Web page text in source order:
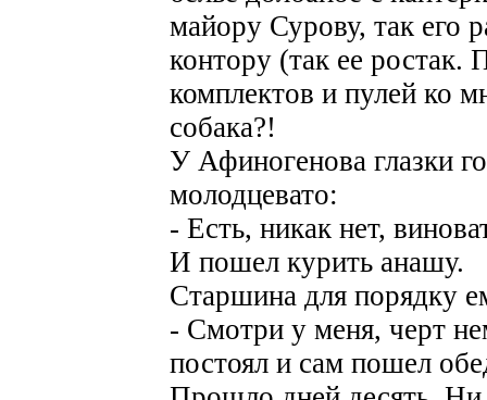
майору Сурову, так его
контору (так ее
комплектов и пулей ко
собака?!
У Афиногенова глазки
молодцевато:
- Есть, никак нет,
И пошел курить анашу.
Старшина для порядку
- Смотри у меня, черт
постоял и сам пошел